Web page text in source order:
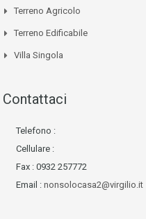
Terreno Agricolo
Terreno Edificabile
Villa Singola
Contattaci
Telefono :
Cellulare :
Fax : 0932 257772
Email : nonsolocasa2@virgilio.it